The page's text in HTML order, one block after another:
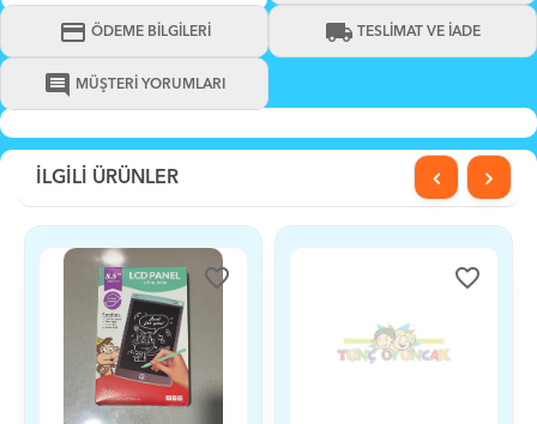
credit_card ÖDEME BİLGİLERİ local_shipping TESLİMAT VE İADE
comment MÜŞTERİ YORUMLARI
İLGİLİ ÜRÜNLER
favorite_border favorite_border